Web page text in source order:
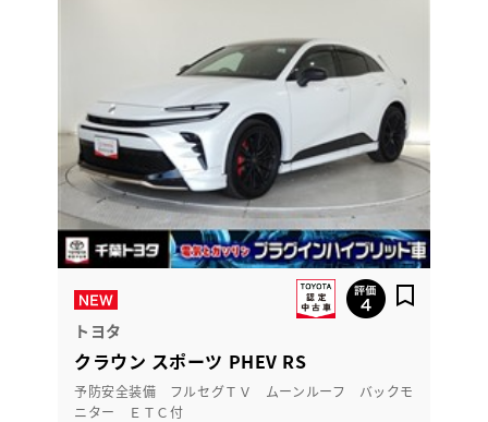
トヨタ
クラウン スポーツ PHEV RS
予防安全装備 フルセグＴＶ ムーンルーフ バックモ
ニター ＥＴＣ付